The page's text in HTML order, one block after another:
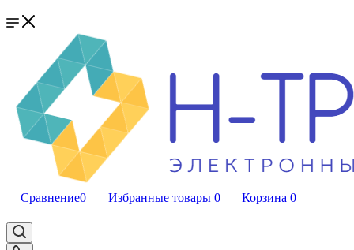
Сравнение0 Избранные товары 0 Корзина 0